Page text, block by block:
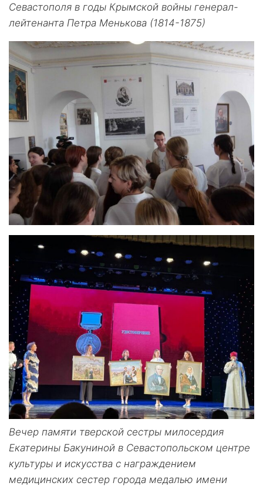
Севастополя в годы Крымской войны генерал-
лейтенанта Петра Менькова (1814-1875)
Вечер памяти тверской сестры милосердия
Екатерины Бакуниной в Севастопольском центре
культуры и искусства с награждением
медицинских сестер города медалью имени